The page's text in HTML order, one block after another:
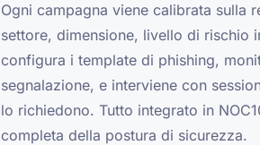
Ogni campagna viene calibrata sulla
settore, dimensione, livello di rischio
configura i template di phishing,
segnalazione, e interviene con
lo richiedono. Tutto integrato in
completa della postura di sicurezza.